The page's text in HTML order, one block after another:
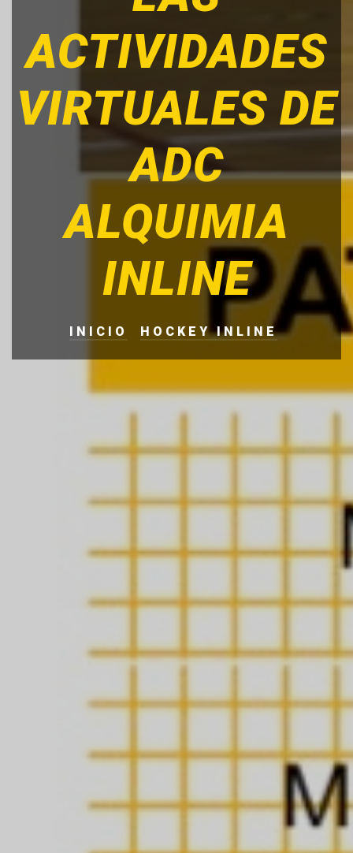
ACTIVIDADES
VIRTUALES DE
ADC
ALQUIMIA
INLINE
INICIO HOCKEY INLINE